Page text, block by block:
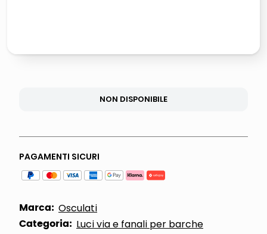
NON DISPONIBILE
PAGAMENTI SICURI
Marca: Osculati
Categoria: Luci via e fanali per barche